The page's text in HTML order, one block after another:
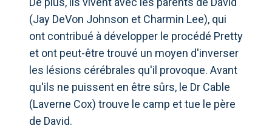
(Jay DeVon Johnson et Charmin Lee), qui
ont contribué à développer le procédé Pretty
et ont peut-être trouvé un moyen d'inverser
les lésions cérébrales qu'il provoque. Avant
qu'ils ne puissent en être sûrs, le Dr Cable
(Laverne Cox) trouve le camp et tue le père
de David.